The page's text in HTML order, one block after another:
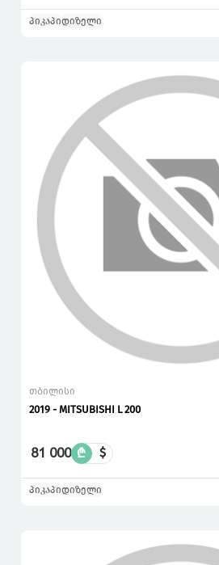
პიკაპიდიზელი
თბილისი
2019 - MITSUBISHI L 200
81 000 ₾ $
პიკაპიდიზელი